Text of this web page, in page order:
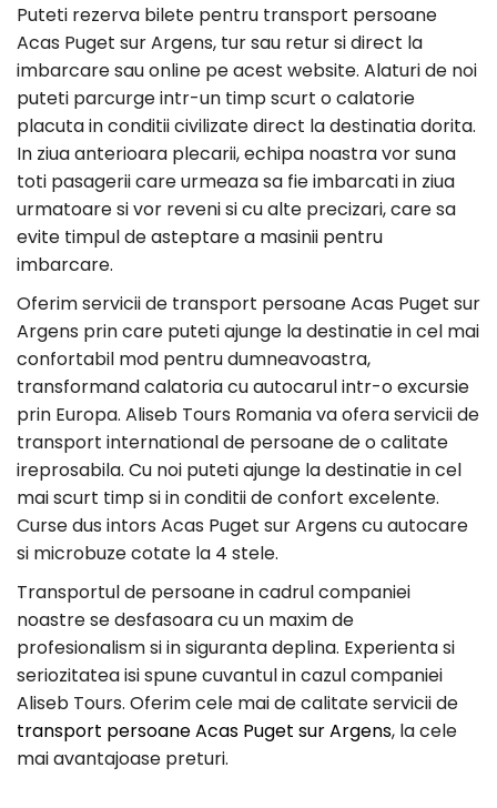
Puteti rezerva bilete pentru transport persoane
Acas Puget sur Argens, tur sau retur si direct la
imbarcare sau online pe acest website. Alaturi de noi
puteti parcurge intr-un timp scurt o calatorie
placuta in conditii civilizate direct la destinatia dorita.
In ziua anterioara plecarii, echipa noastra vor suna
toti pasagerii care urmeaza sa fie imbarcati in ziua
urmatoare si vor reveni si cu alte precizari, care sa
evite timpul de asteptare a masinii pentru
imbarcare.
Oferim servicii de transport persoane Acas Puget sur
Argens prin care puteti ajunge la destinatie in cel mai
confortabil mod pentru dumneavoastra,
transformand calatoria cu autocarul intr-o excursie
prin Europa. Aliseb Tours Romania va ofera servicii de
transport international de persoane de o calitate
ireprosabila. Cu noi puteti ajunge la destinatie in cel
mai scurt timp si in conditii de confort excelente.
Curse dus intors Acas Puget sur Argens cu autocare
si microbuze cotate la 4 stele.
Transportul de persoane in cadrul companiei
noastre se desfasoara cu un maxim de
profesionalism si in siguranta deplina. Experienta si
seriozitatea isi spune cuvantul in cazul companiei
Aliseb Tours. Oferim cele mai de calitate servicii de
transport persoane Acas Puget sur Argens, la cele
mai avantajoase preturi.